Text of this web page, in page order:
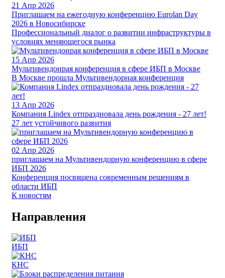
21 Апр 2026
Приглашаем на ежегодную конференцию Eurolan Day
2026 в Новосибирске
Профессиональный диалог о развитии инфраструктуры в
условиях меняющегося рынка
15 Апр 2026
Мультивендонрая конференция в сфере ИБП в Москве
В Москве прошла Мультивендорная конференция
13 Апр 2026
Компания Lindex отпраздновала день рождения - 27 лет!
27 лет устойчивого развития
02 Апр 2026
приглашаем на Мультивендорную конференцию в сфере
ИБП 2026
Конференция посвящена современным решениям в
области ИБП
К новостям
Направления
ИБП
КНС